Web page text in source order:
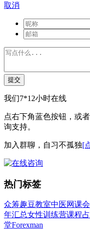
取消
提交
我们7*12小时在线
点右下角蓝色按钮，或
询支持。
加入群聊，自习不孤独[
热门标签
众筹趣豆教室中医网课
年汇总女性训练营课程
堂Forexman